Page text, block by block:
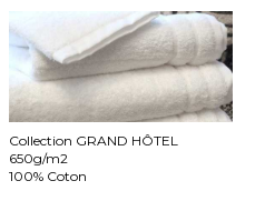
Collection GRAND HÔTEL
650g/m2
100% Coton